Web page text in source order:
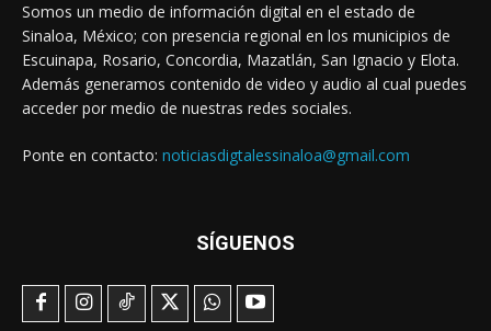
Somos un medio de información digital en el estado de
Sinaloa, México; con presencia regional en los municipios de
Escuinapa, Rosario, Concordia, Mazatlán, San Ignacio y Elota.
Además generamos contenido de video y audio al cual puedes
acceder por medio de nuestras redes sociales.
Ponte en contacto: noticiasdigtalessinaloa@gmail.com
SÍGUENOS